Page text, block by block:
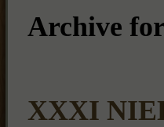
Archive
XXXI